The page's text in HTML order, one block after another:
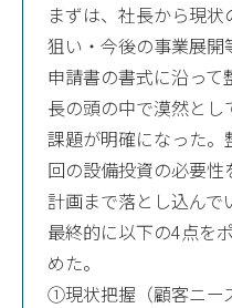
まずは、社長から現
狙い・今後の事業展開
申請書の書式に沿って
長の頭の中で漠然と
課題が明確になった
回の設備投資の必要
計画まで落とし込んで
最終的に以下の4点を
めた。
①現状把握（顧客ニー